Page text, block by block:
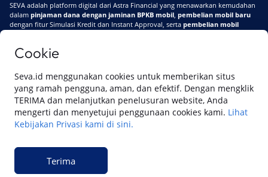
Cookie
Seva.id menggunakan cookies untuk memberikan situs
yang ramah pengguna, aman, dan efektif. Dengan mengklik
TERIMA dan melanjutkan penelusuran website, Anda
mengerti dan menyetujui penggunaan cookies kami. Lihat
Kebijakan Privasi kami di sini.
Terima
Telat Bayar Pinjol 2 Hari, Apakah Langsung
Masuk BI Checking? Simak Peraturan
Terbarunya di 2026
SEVA adalah platform digital dari Astra Financial yang menawarkan kemudahan
dalam pinjaman dana dengan jaminan BPKB mobil, pembelian mobil baru
dengan fitur Simulasi Kredit dan Instant Approval, serta pembelian mobil
Di SEVA #UrusanMobilSegampangItu
Tentang SEVASyarat & Ketentuan
Pemberitahuan Privasi
Website ini dikelola oleh PT Cipta Sedaya Digital Indonesia (CSDI), organisasi
© 2023 Copyright SEVA